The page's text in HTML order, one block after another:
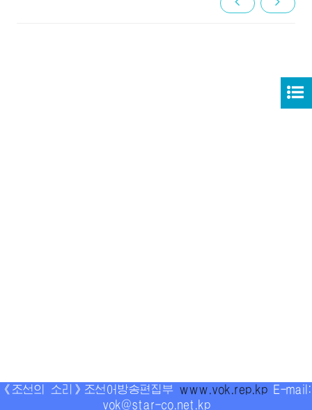
《조선의 소리》조선어방송편집부 www.vok.rep.kp E-mail:
vok@star-co.net.kp